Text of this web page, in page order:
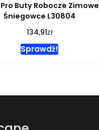
Buty Robocze Zimowe
Śniegowce L30804
134,91zł
Sprawdź!